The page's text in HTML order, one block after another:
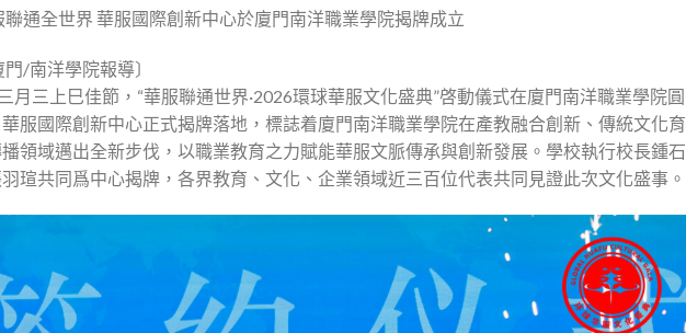
通全世界 華服國際創新中心於廈門南洋職業學院揭牌成立
門/南洋學院報導〕
月三上巳佳節，“華服聯通世界·2026環球華服文化盛典”啓動儀式在廈門南洋職業學院圓
服國際創新中心正式揭牌落地，標誌着廈門南洋職業學院在產教融合創新、傳統文化育
領域邁出全新步伐，以職業教育之力賦能華服文脈傳承與創新發展。學校執行校長鍾石
瑄共同爲中心揭牌，各界教育、文化、企業領域近三百位代表共同見證此次文化盛事。